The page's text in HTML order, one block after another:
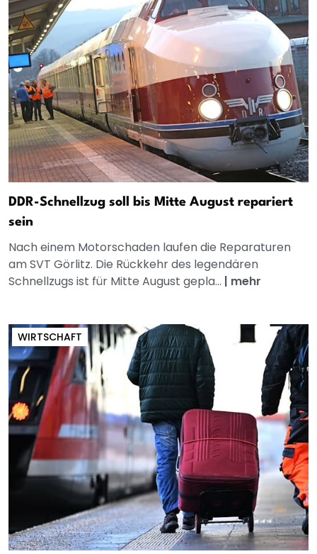
DDR-Schnellzug soll bis Mitte August repariert
sein
Nach einem Motorschaden laufen die Reparaturen
am SVT Görlitz. Die Rückkehr des legendären
Schnellzugs ist für Mitte August gepla... | mehr
WIRTSCHAFT